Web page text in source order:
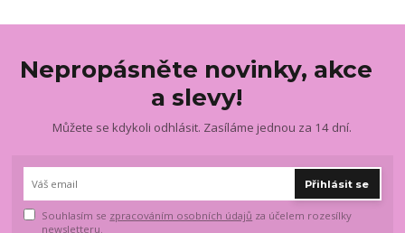
Nepropásněte novinky, akce
a slevy!
Můžete se kdykoli odhlásit. Zasíláme jednou za 14 dní.
Přihlásit se
Souhlasím se zpracováním osobních údajů za účelem rozesílky
newsletteru.